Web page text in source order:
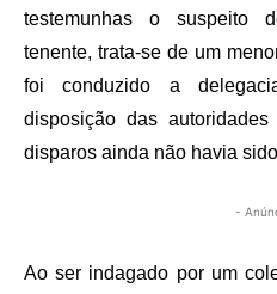
testemunhas o suspeito
tenente, trata-se de um
foi conduzido a
disposição das
disparos ainda não havia
-
Ao ser indagado por um